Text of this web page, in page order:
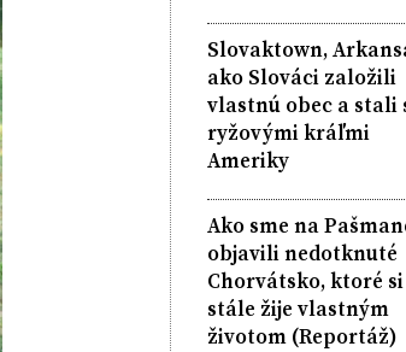
Slovaktown,
ako Slováci založili
vlastnú obec a stali
ryžovými kráľmi
Ameriky
Ako sme na
objavili nedotknuté
Chorvátsko, ktoré si
stále žije vlastným
životom (Reportáž)